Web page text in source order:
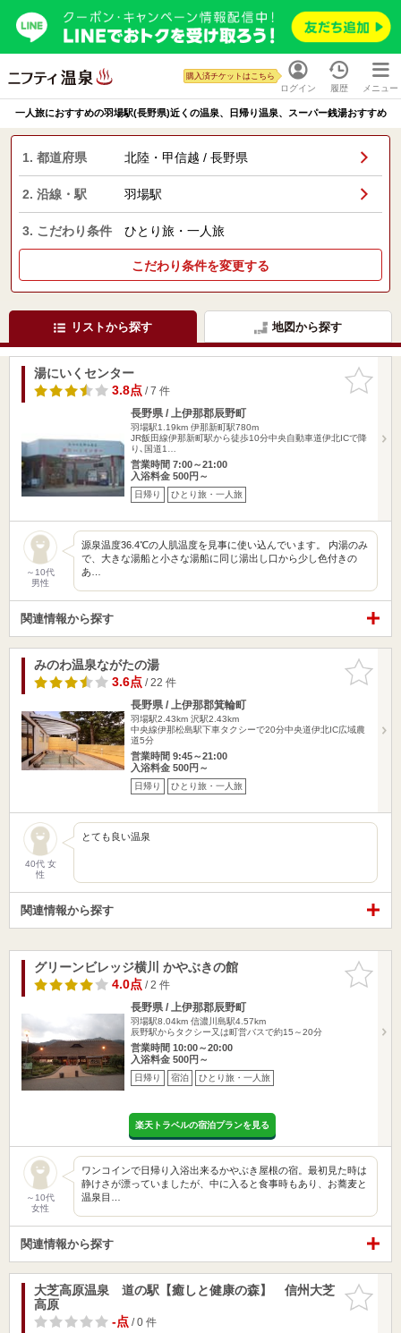
ログイン
購入済チケットはこちら
履歴 メニュー
一人旅におすすめの羽場駅(長野県)近くの温泉、日帰り温泉、スーパー銭湯おすすめ
1. 都道府県 北陸・甲信越 / 長野県
2. 沿線・駅 羽場駅
3. こだわり条件 ひとり旅・一人旅
こだわり条件を変更する
リストから探す 地図から探す
お気に入
りに追加
湯にいくセンター
3.8点/ 7 件
長野県 / 上伊那郡辰野町
羽場駅1.19km 伊那新町駅780m
JR飯田線伊那新町駅から徒歩10分中央自動車道伊北ICで降
り､国道1…
営業時間 7:00～21:00
入浴料金 500円～
日帰り ひとり旅・一人旅
～10代
男性
源泉温度36.4℃の人肌温度を見事に使い込んでいます。 内湯のみ
で、大きな湯船と小さな湯船に同じ湯出し口から少し色付きの
あ…
関連情報から探す
お気に入
りに追加
みのわ温泉ながたの湯
3.6点/ 22 件
長野県 / 上伊那郡箕輪町
羽場駅2.43km 沢駅2.43km
中央線伊那松島駅下車タクシーで20分中央道伊北IC広域農
道5分
営業時間 9:45～21:00
入浴料金 500円～
日帰り ひとり旅・一人旅
40代 女
性
とても良い温泉
関連情報から探す
お気に入
りに追加
グリーンビレッジ横川 かやぶきの館
4.0点/ 2 件
長野県 / 上伊那郡辰野町
羽場駅8.04km 信濃川島駅4.57km
辰野駅からタクシー又は町営バスで約15～20分
営業時間 10:00～20:00
入浴料金 500円～
日帰り 宿泊 ひとり旅・一人旅
楽天トラベルの宿泊プランを見る
～10代
女性
ワンコインで日帰り入浴出来るかやぶき屋根の宿。最初見た時は
静けさが漂っていましたが、中に入ると食事時もあり、お蕎麦と
温泉目…
関連情報から探す
お気に入
りに追加
大芝高原温泉 道の駅【癒しと健康の森】 信州大芝
高原
-点/ 0 件